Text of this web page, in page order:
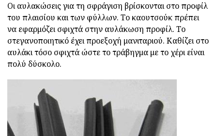
Οι αυλακώσεις για τη σφράγιση βρίσκονται στο προφίλ
του πλαισίου και των φύλλων. Το καουτσούκ πρέπει
να εφαρμόζει σφιχτά στην αυλάκωση προφίλ. Το
στεγανοποιητικό έχει προεξοχή μανιταριού. Καθίζει στο
αυλάκι τόσο σφιχτά ώστε το τράβηγμα με το χέρι είναι
πολύ δύσκολο.